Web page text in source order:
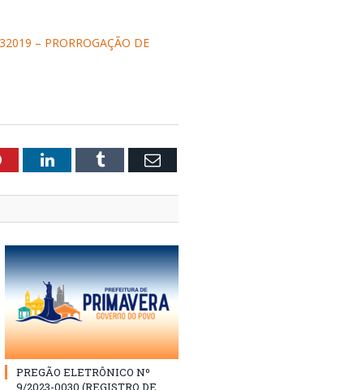
– PRORROGAÇÃO DE
PinterestLinkedInTumblr Email
PREGÃO ELETRÔNICO Nº
9/2023-0030 (REGISTRO DE